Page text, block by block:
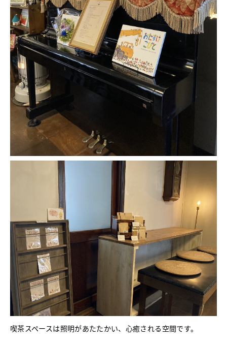
喫茶スペースは照明があたたかい、心癒される空間です。